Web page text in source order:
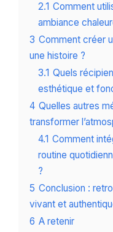
2.1 Comment
ambiance
3 Comment créer
une histoire ?
3.1 Quels
esthétique et
4 Quelles autres
transformer
4.1 Comment
routine
?
5 Conclusion :
vivant et
6 A retenir